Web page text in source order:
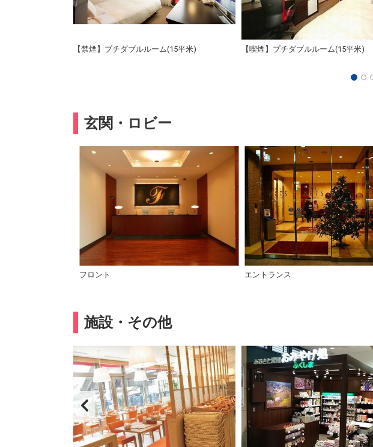
【禁煙】プチダブルルーム(15平米) 【喫煙】プチダブルルーム(15平米)
玄関・ロビー
フロント エントランス
施設・その他